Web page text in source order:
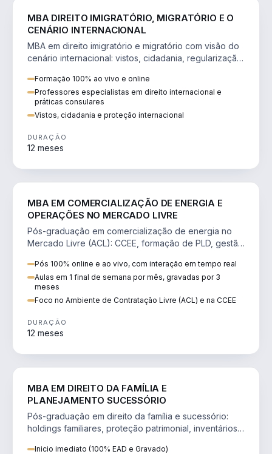
MBA DIREITO IMIGRATÓRIO, MIGRATÓRIO E O
CENÁRIO INTERNACIONAL
MBA em direito imigratório e migratório com visão do
cenário internacional: vistos, cidadania, regularização
Formação 100% ao vivo e online
Professores especialistas em direito internacional e
práticas consulares
Vistos, cidadania e proteção internacional
DURAÇÃO
12 meses
MBA EM COMERCIALIZAÇÃO DE ENERGIA E
OPERAÇÕES NO MERCADO LIVRE
Pós-graduação em comercialização de energia no
Mercado Livre (ACL): CCEE, formação de PLD, gestão
Pós 100% online e ao vivo, com interação em tempo real
Aulas em 1 final de semana por mês, gravadas por 3
meses
Foco no Ambiente de Contratação Livre (ACL) e na CCEE
DURAÇÃO
12 meses
MBA EM DIREITO DA FAMÍLIA E
PLANEJAMENTO SUCESSÓRIO
Pós-graduação em direito da família e sucessório:
holdings familiares, proteção patrimonial, inventários
Inicio imediato (100% EAD e Gravado)